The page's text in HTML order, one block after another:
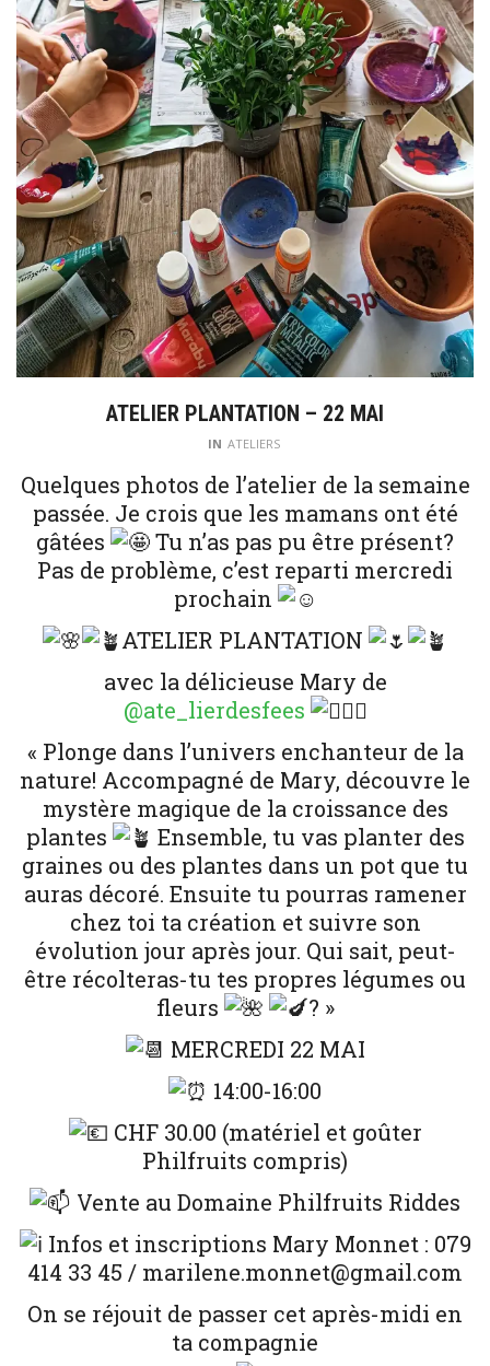
ATELIER PLANTATION – 22 MAI
IN ATELIERS
Quelques photos de l’atelier de la semaine
passée. Je crois que les mamans ont été
gâtées
Tu n’as pas pu être présent?
Pas de problème, c’est reparti mercredi
prochain
ATELIER PLANTATION
avec la délicieuse Mary de
@ate_lierdesfees
« Plonge dans l’univers enchanteur de la
nature! Accompagné de Mary, découvre le
mystère magique de la croissance des
plantes
Ensemble, tu vas planter des
graines ou des plantes dans un pot que tu
auras décoré. Ensuite tu pourras ramener
chez toi ta création et suivre son
évolution jour après jour. Qui sait, peut-
être récolteras-tu tes propres légumes ou
fleurs
? »
MERCREDI 22 MAI
14:00-16:00
CHF 30.00 (matériel et goûter
Philfruits compris)
Vente au Domaine Philfruits Riddes
Infos et inscriptions Mary Monnet : 079
414 33 45 / marilene.monnet@gmail.com
On se réjouit de passer cet après-midi en
ta compagnie